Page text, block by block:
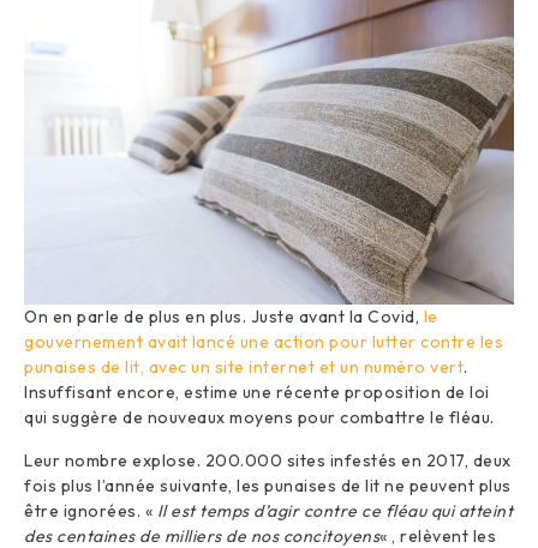
On en parle de plus en plus. Juste avant la Covid, le
gouvernement avait lancé une action pour lutter contre les
punaises de lit, avec un site internet et un numéro vert.
Insuffisant encore, estime une récente proposition de loi
qui suggère de nouveaux moyens pour combattre le fléau.
Leur nombre explose. 200.000 sites infestés en 2017, deux
fois plus l’année suivante, les punaises de lit ne peuvent plus
être ignorées. « Il est temps d’agir contre ce fléau qui atteint
des centaines de milliers de nos concitoyens« , relèvent les